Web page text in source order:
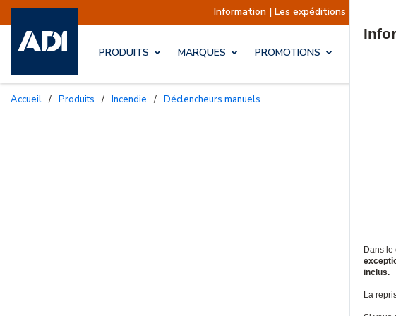
Information | Les expéditions sont actuellement suspendues
PRODUITS MARQUES PROMOTIONS
Accueil / Produits / Incendie / Déclencheurs manuels